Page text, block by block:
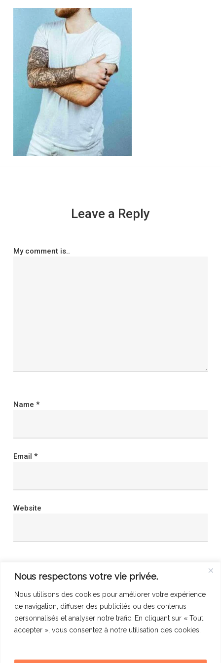
Nous respectons votre vie privée.
Nous utilisons des cookies pour améliorer votre expérience
de navigation, diffuser des publicités ou des contenus
personnalisés et analyser notre trafic. En cliquant sur « Tout
accepter », vous consentez à notre utilisation des cookies.
Leave a Reply
My comment is..
Name *
Email *
Website
Save my name, email, and website in this browser
for the next time I comment.